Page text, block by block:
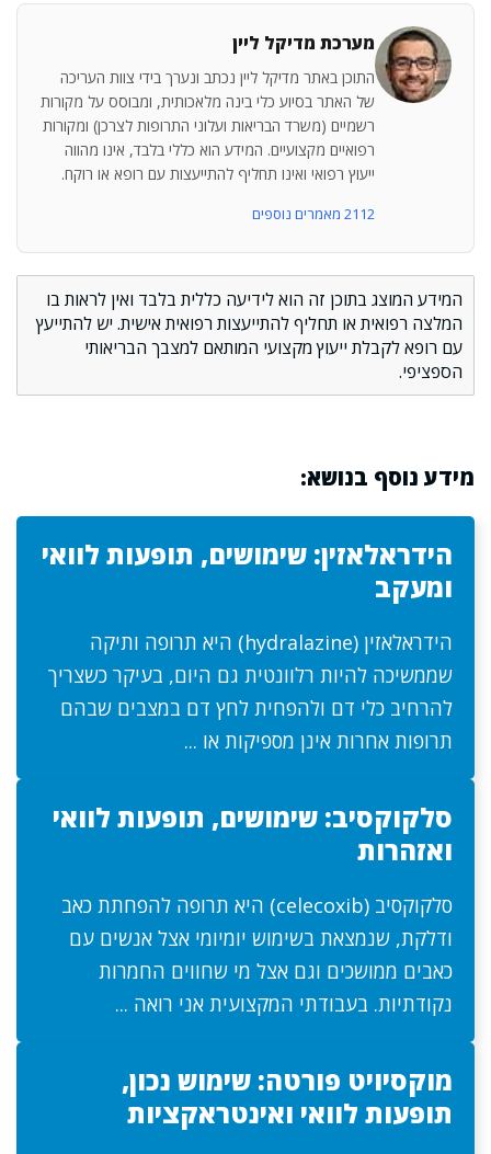
מערכת מדיקל ליין
התוכן באתר מדיקל ליין נכתב ונערך בידי צוות העריכה
של האתר בסיוע כלי בינה מלאכותית, ומבוסס על מקורות
רשמיים (משרד הבריאות ועלוני התרופות לצרכן) ומקורות
רפואיים מקצועיים. המידע הוא כללי בלבד, אינו מהווה
ייעוץ רפואי ואינו תחליף להתייעצות עם רופא או רוקח.
2112 מאמרים נוספים
המידע המוצג בתוכן זה הוא לידיעה כללית בלבד ואין לראות בו
המלצה רפואית או תחליף להתייעצות רפואית אישית. יש להתייעץ
עם רופא לקבלת ייעוץ מקצועי המותאם למצבך הבריאותי
הספציפי.
מידע נוסף בנושא:
הידראלאזין: שימושים, תופעות לוואי
ומעקב
הידראלאזין (hydralazine) היא תרופה ותיקה
שממשיכה להיות רלוונטית גם היום, בעיקר כשצריך
להרחיב כלי דם ולהפחית לחץ דם במצבים שבהם
תרופות אחרות אינן מספיקות או ...
סלקוקסיב: שימושים, תופעות לוואי
ואזהרות
סלקוקסיב (celecoxib) היא תרופה להפחתת כאב
ודלקת, שנמצאת בשימוש יומיומי אצל אנשים עם
כאבים ממושכים וגם אצל מי שחווים החמרות
נקודתיות. בעבודתי המקצועית אני רואה ...
מוקסיויט פורטה: שימוש נכון,
תופעות לוואי ואינטראקציות